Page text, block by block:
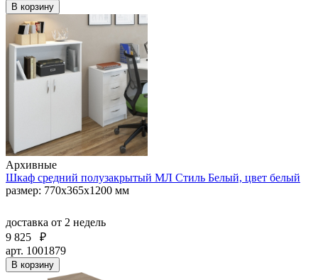
В корзину
Архивные
Шкаф средний полузакрытый МЛ Стиль Белый, цвет белый
размер: 770х365х1200 мм
доставка от 2 недель
9 825
₽
арт. 1001879
В корзину